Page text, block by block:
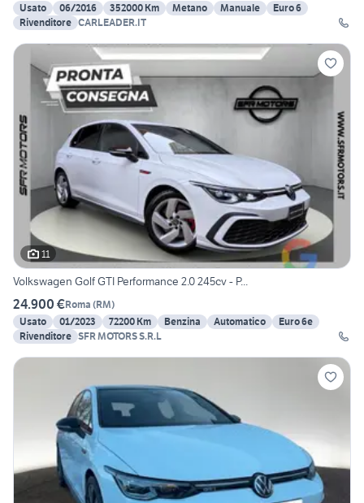
Usato
06/2016 352000 Km Metano Manuale
Euro 6
Rivenditore CARLEADER.IT
11
Volkswagen Golf GTI Performance 2.0 245cv - P...
24.900 €Roma (RM)
Usato
01/2023 72200 Km Benzina Automatico
Euro 6e
Rivenditore SFR MOTORS S.R.L